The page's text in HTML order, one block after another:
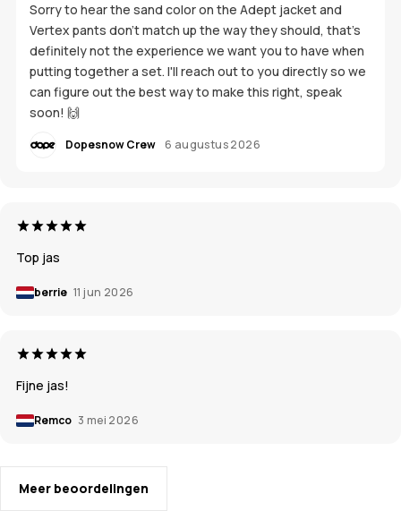
Sorry to hear the sand color on the Adept jacket and
Vertex pants don't match up the way they should, that's
definitely not the experience we want you to have when
putting together a set. I'll reach out to you directly so we
can figure out the best way to make this right, speak
soon! 🙌
Dopesnow Crew 6 augustus 2026
Top jas
berrie 11 jun 2026
Fijne jas!
Remco 3 mei 2026
Meer beoordelingen